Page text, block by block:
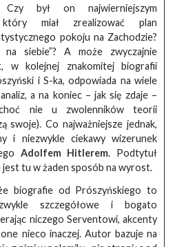
Czy był on najwierniejszym
miał zrealizować plan
pokoju na Zachodzie?
na siebie”? A może zwyczajnie
w kolejnej znakomitej biografii
i S-ka, odpowiada na wiele
a na koniec – jak się zdaje –
nie u zwolenników teorii
swoje). Co najważniejsze jednak,
i niezwykle ciekawy wizerunek
Adolfem Hitlerem. Podtytuł
jest tu w żaden sposób na wyrost.
biografie od Prószyńskiego to
szczegółowe i bogato
niczego Serventowi, akcenty
nieco inaczej. Autor bazuje na